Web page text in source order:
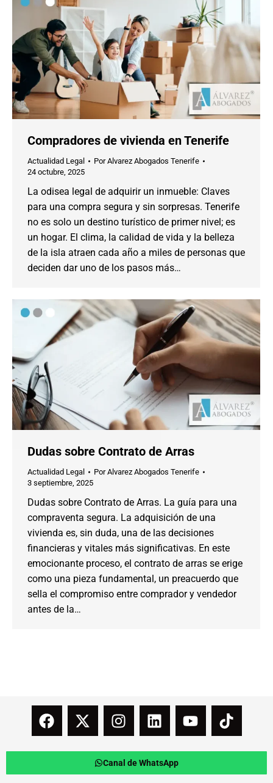
Compradores de vivienda en Tenerife
Actualidad Legal PorAlvarez Abogados Tenerife
24 octubre, 2025
La odisea legal de adquirir un inmueble: Claves
para una compra segura y sin sorpresas. Tenerife
no es solo un destino turístico de primer nivel; es
un hogar. El clima, la calidad de vida y la belleza
de la isla atraen cada año a miles de personas que
deciden dar uno de los pasos más…
Dudas sobre Contrato de Arras
Actualidad Legal PorAlvarez Abogados Tenerife
3 septiembre, 2025
Dudas sobre Contrato de Arras. La guía para una
compraventa segura. La adquisición de una
vivienda es, sin duda, una de las decisiones
financieras y vitales más significativas. En este
emocionante proceso, el contrato de arras se erige
como una pieza fundamental, un preacuerdo que
sella el compromiso entre comprador y vendedor
antes de la…
Canal de WhatsApp